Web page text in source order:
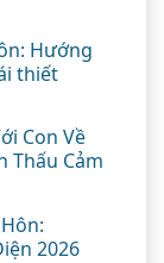
Hướng
thiết
Con Về
Thấu Cảm
2026